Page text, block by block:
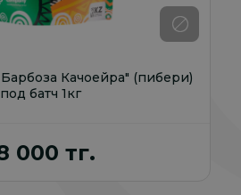
Качоейра" (пибери)
под батч 1кг
000 тг.